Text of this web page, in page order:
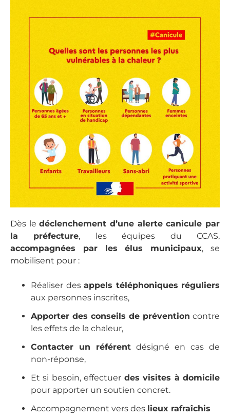
Dès ledéclenchement d’une alerte canicule par
la préfecture, les équipes du CCAS,
accompagnées par les élus municipaux, se
mobilisent pour :
Réaliser des appels téléphoniques réguliers
aux personnes inscrites,
Apporter des conseils de prévention contre
les effets de la chaleur,
Contacter un référent désigné en cas de
non-réponse,
Et si besoin, effectuer des visites à domicile
pour apporter un soutien concret.
Accompagnement vers des lieux rafraîchis